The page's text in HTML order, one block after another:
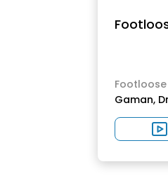
Footloose
Gaman,